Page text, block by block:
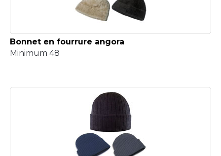
Bonnet en fourrure angora
Minimum 48